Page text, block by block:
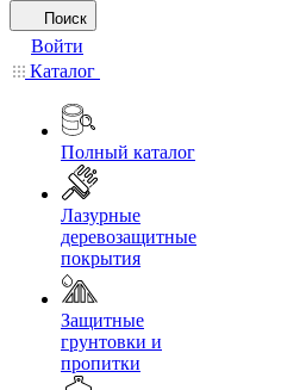
Поиск
Войти
Каталог
Полный каталог
Лазурные
деревозащитные
покрытия
Защитные
грунтовки и
пропитки